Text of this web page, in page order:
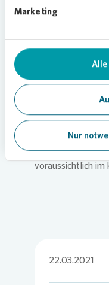
Marketing
Alle
Nur
Peterhülseweh.
„Uns ist es
Anwohner und
deren Wünsche
lassen“,
Der Mietpreis
Quadratmeter
voraussichtlich im
22.03.2021